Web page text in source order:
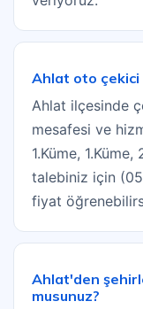
Ahlat oto çekici
Ahlat ilçesinde
mesafesi ve
1.Küme,
talebiniz için
fiyat
Ahlat'den
musunuz?